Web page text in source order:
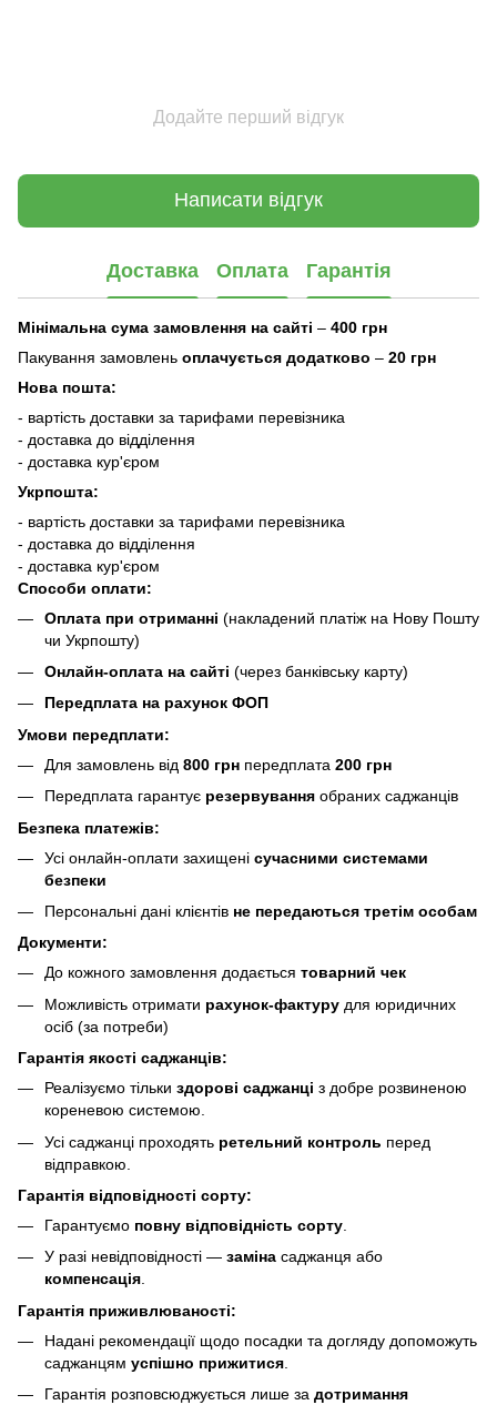
Додайте перший відгук
Написати відгук
Доставка Оплата Гарантія
Мінімальна сума замовлення на сайті – 400 грн
Пакування замовлень оплачується додатково – 20 грн
Нова пошта:
- вартість доставки за тарифами перевізника
- доставка до відділення
- доставка кур'єром
Укрпошта:
- вартість доставки за тарифами перевізника
- доставка до відділення
- доставка кур'єром
Способи оплати:
Оплата при отриманні (накладений платіж на Нову Пошту
чи Укрпошту)
Онлайн-оплата на сайті (через банківську карту)
Передплата на рахунок ФОП
Умови передплати:
Для замовлень від 800 грн передплата 200 грн
Передплата гарантує резервування обраних саджанців
Безпека платежів:
Усі онлайн-оплати захищені сучасними системами
безпеки
Персональні дані клієнтів не передаються третім особам
Документи:
До кожного замовлення додається товарний чек
Можливість отримати рахунок-фактуру для юридичних
осіб (за потреби)
Гарантія якості саджанців:
Реалізуємо тільки здорові саджанці з добре розвиненою
кореневою системою.
Усі саджанці проходять ретельний контроль перед
відправкою.
Гарантія відповідності сорту:
Гарантуємо повну відповідність сорту
У разі невідповідності — заміна саджанця або
компенсація.
Гарантія приживлюваності:
Надані рекомендації щодо посадки та догляду допоможуть
саджанцям успішно прижитися
Гарантія розповсюджується лише за дотримання